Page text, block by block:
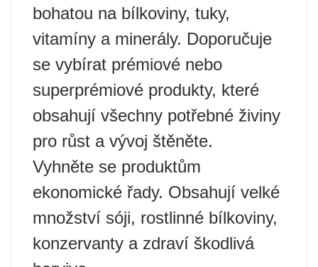
bohatou na bílkoviny, tuky,
vitamíny a minerály. Doporučuje
se vybírat prémiové nebo
superprémiové produkty, které
obsahují všechny potřebné živiny
pro růst a vývoj štěněte.
Vyhněte se produktům
ekonomické řady. Obsahují velké
množství sóji, rostlinné bílkoviny,
konzervanty a zdraví škodlivá